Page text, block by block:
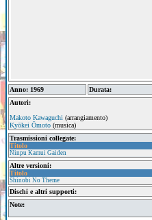
Anno: 1969 Durata:
Autori:
Makoto Kawaguchi (arrangiamento)
Kyōkei Ōmoto (musica)
Trasmissioni collegate:
Titolo
Ninpu Kamui Gaiden
Altre versioni:
Titolo
Shinobi No Theme
Dischi e altri supporti:
Note: